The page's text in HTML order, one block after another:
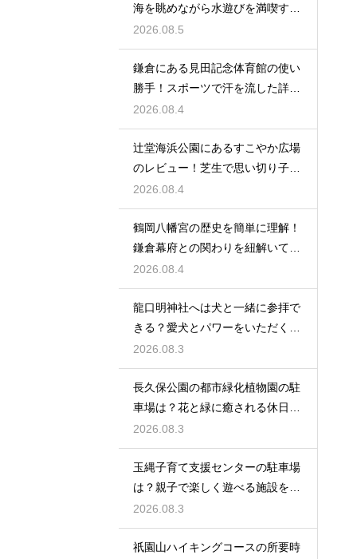
海を眺めながら水遊びを満喫する
レビュー
2026.08.5
鎌倉にある見田記念体育館の使い
勝手！スポーツで汗を流した詳細
レビュー
2026.08.4
辻堂海浜公園にあるすこやか広場
のレビュー！芝生で思い切り子供
と遊ぶ休日
2026.08.4
鶴岡八幡宮の歴史を簡単に理解！
鎌倉幕府との関わりを紐解いて観
光を楽しむ
2026.08.4
龍口明神社へは犬と一緒に参拝で
きる？愛犬とパワーをいただくた
めの注意点
2026.08.3
長久保公園の都市緑化植物園の駐
車場は？花と緑に癒される休日を
レビュー
2026.08.3
玉縄子育て支援センターの駐車場
は？親子で楽しく遊べる施設を徹
底レビュー
2026.08.3
祇園山ハイキングコースの所要時